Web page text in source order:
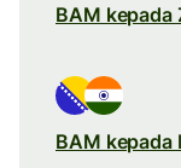
BAM kepada
BAM kepada